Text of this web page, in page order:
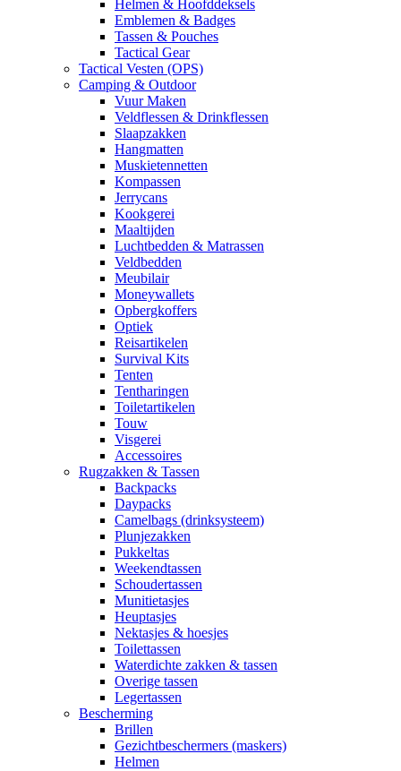
Helmen & Hoofddeksels
Emblemen & Badges
Tassen & Pouches
Tactical Gear
Tactical Vesten (OPS)
Camping & Outdoor
Vuur Maken
Veldflessen & Drinkflessen
Slaapzakken
Hangmatten
Muskietennetten
Kompassen
Jerrycans
Kookgerei
Maaltijden
Luchtbedden & Matrassen
Veldbedden
Meubilair
Moneywallets
Opbergkoffers
Optiek
Reisartikelen
Survival Kits
Tenten
Tentharingen
Toiletartikelen
Touw
Visgerei
Accessoires
Rugzakken & Tassen
Backpacks
Daypacks
Camelbags (drinksysteem)
Plunjezakken
Pukkeltas
Weekendtassen
Schoudertassen
Munitietasjes
Heuptasjes
Nektasjes & hoesjes
Toilettassen
Waterdichte zakken & tassen
Overige tassen
Legertassen
Bescherming
Brillen
Gezichtbeschermers (maskers)
Helmen